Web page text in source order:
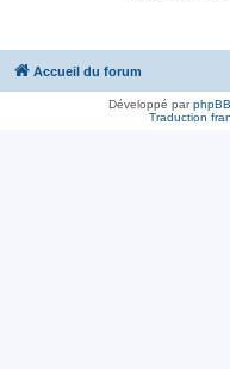
Accueil du forum
Développé parphpBB
Traduction